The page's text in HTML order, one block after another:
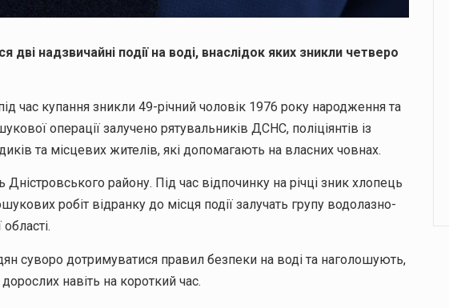
дві надзвичайні події на воді, внаслідок яких зникли четверо
час купання зникли 49-річний чоловік 1976 року народження та
операції залучено рятувальників ДСНС, поліціянтів із
та місцевих жителів, які допомагають на власних човнах.
району. Під час відпочинку на річці зник хлопець
робіт відранку до місця події залучать групу водолазно-
суворо дотримуватися правил безпеки на воді та наголошують,
навіть на короткий час.